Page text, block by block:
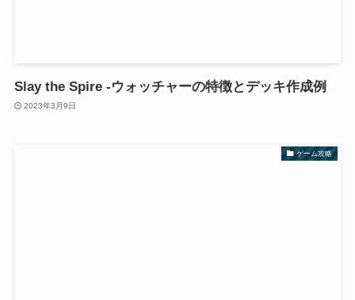
Slay the Spire -ウォッチャーの特徴とデッキ作成例
2023年3月9日
ゲーム攻略